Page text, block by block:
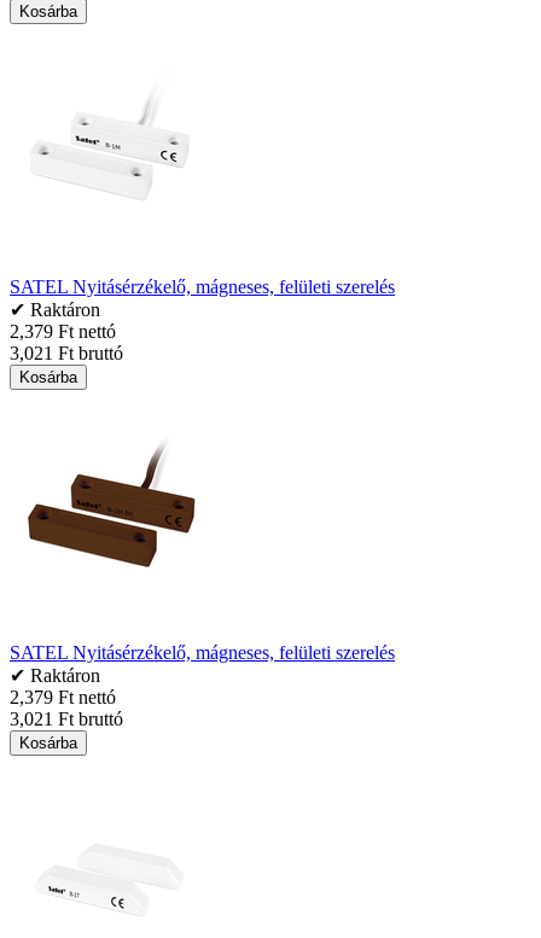
Kosárba
SATEL Nyitásérzékelő, mágneses, felületi szerelés
✔ Raktáron
2,379 Ft nettó
3,021 Ft bruttó
Kosárba
SATEL Nyitásérzékelő, mágneses, felületi szerelés
✔ Raktáron
2,379 Ft nettó
3,021 Ft bruttó
Kosárba